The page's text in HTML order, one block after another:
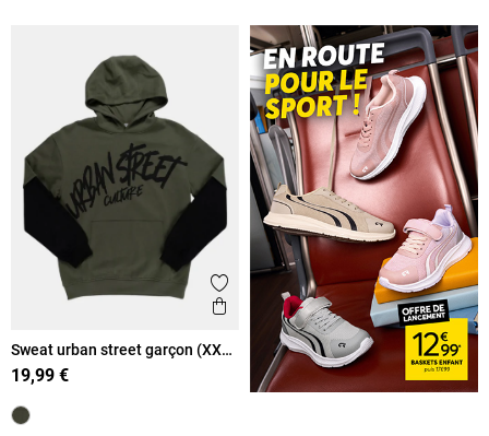
Ajouter aux favoris
Aperçu rapide
Sweat urban street garçon (XXS-
M)
19,99 €